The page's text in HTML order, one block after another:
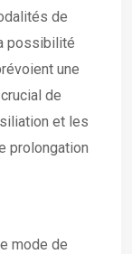
de
possibilité
une
de
et les
prolongation
mode de